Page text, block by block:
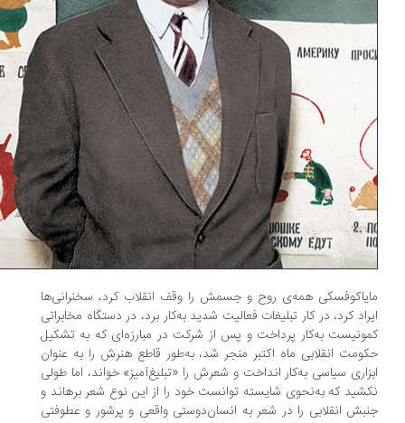
همه‌ی روح و جسمش را وقف انقلاب کرد، سخنرانی‌ها
کرد، در کار تبلیغات فعالیت شدید به‌کار برد، در دستگاه مخابراتی
به‌کار پرداخت و پس از شرکت در مبارزه‌ای که به تشکیل
انقلابی ماه اکتبر منجر شد، به‌طور قاطع هنرش را به عنوان
سیاسی به‌کار انداخت و شعرش را «تبلیغ‌آمیز» خواند، اما طولی
که به‌نحوی شایسته توانست خود را از این نوع شعر برهاند و
انقلابی را در شعر به انسان‌دوستی واقعی و پرشور و عطوفتی